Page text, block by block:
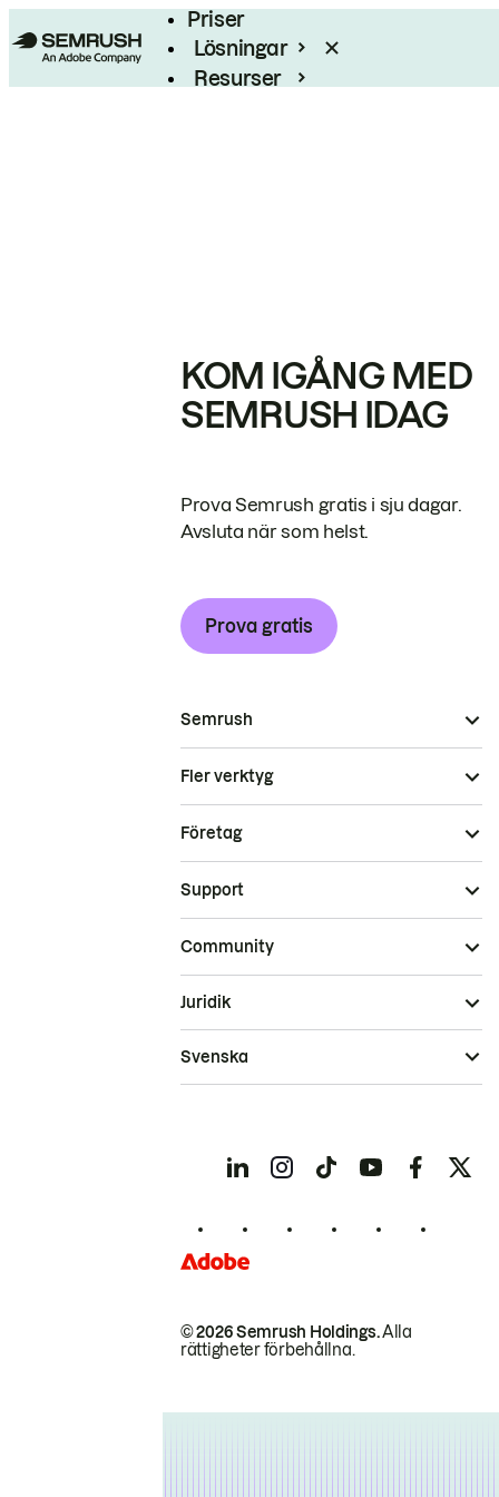
Priser
Lösningar
Resurser
KOM IGÅNG MED
SEMRUSH IDAG
Prova Semrush gratis i sju dagar.
Avsluta när som helst.
Prova gratis
Semrush
Fler verktyg
Företag
Support
Community
© 2026 Semrush Holdings.Alla
rättigheter förbehållna.
Juridik
Svenska